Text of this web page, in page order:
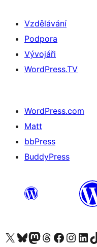
Vzdělávání
Podpora
Vývojáři
WordPress.TV
WordPress.com
Matt
bbPress
BuddyPress
Navštivte náš účet na X (dříve Twitter)
Navštivte náš Bluesky účetNavštivte náš účet Mastodon
Navštivte náš Threads účetNavštivte naši stránku na
Navštivte náš Instagram účet
Navštivte náš